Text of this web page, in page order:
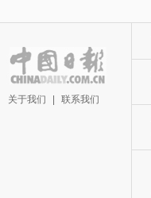
关于我们 联系我们